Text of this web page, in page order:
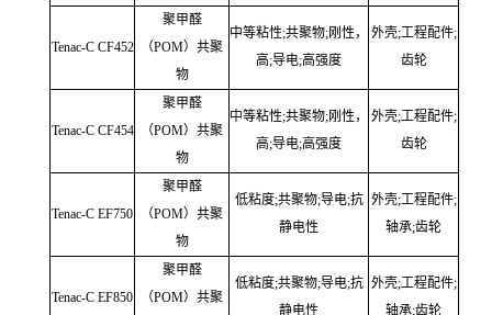
Tenac-C CF452
聚甲醛
（POM）共聚
物
中等粘性;共聚物;刚性，
高;导电;高强度
外壳;工程配件;
齿轮
Tenac-C CF454
聚甲醛
（POM）共聚
物
中等粘性;共聚物;刚性，
高;导电;高强度
外壳;工程配件;
齿轮
Tenac-C EF750
聚甲醛
（POM）共聚
物
低粘度;共聚物;导电;抗
静电性
外壳;工程配件;
轴承;齿轮
Tenac-C EF850
聚甲醛
（POM）共聚
低粘度;共聚物;导电;抗
静电性
外壳;工程配件;
轴承;齿轮